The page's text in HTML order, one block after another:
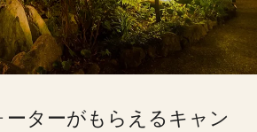
ーターがもらえるキャン